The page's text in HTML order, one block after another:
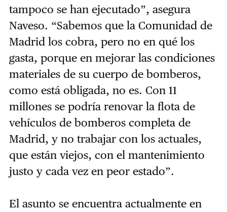
tampoco se han ejecutado”, asegura
Naveso. “Sabemos que la Comunidad de
Madrid los cobra, pero no en qué los
gasta, porque en mejorar las condiciones
materiales de su cuerpo de bomberos,
como está obligada, no es. Con 11
millones se podría renovar la flota de
vehículos de bomberos completa de
Madrid, y no trabajar con los actuales,
que están viejos, con el mantenimiento
justo y cada vez en peor estado”.
El asunto se encuentra actualmente en